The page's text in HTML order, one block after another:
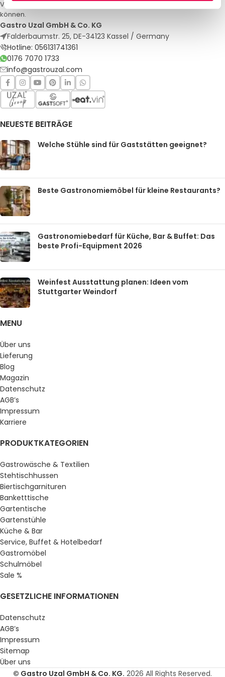
Veranstaltungen. Qualität und Service, auf die Sie sich verlassen
können.
Gastro Uzal GmbH & Co. KG
Falderbaumstr. 25, DE-34123 Kassel / Germany
Hotline: 056131741361
0176 7070 1733
info@gastrouzal.com
NEUESTE BEITRÄGE
Welche Stühle sind für Gaststätten geeignet?
Beste Gastronomiemöbel für kleine Restaurants?
Gastronomiebedarf für Küche, Bar & Buffet: Das
beste Profi-Equipment 2026
Weinfest Ausstattung planen: Ideen vom
Stuttgarter Weindorf
MENU
Über uns
Lieferung
Blog
Magazin
Datenschutz
AGB’s
Impressum
Karriere
PRODUKTKATEGORIEN
Gastrowäsche & Textilien
Stehtischhussen
Biertischgarnituren
Banketttische
Gartentische
Gartenstühle
Küche & Bar
Service, Buffet & Hotelbedarf
Gastromöbel
Schulmöbel
Sale %
GESETZLICHE INFORMATIONEN
Datenschutz
AGB’s
Impressum
Sitemap
Über uns
© Gastro Uzal GmbH & Co. KG. 2026 All Rights Reserved.